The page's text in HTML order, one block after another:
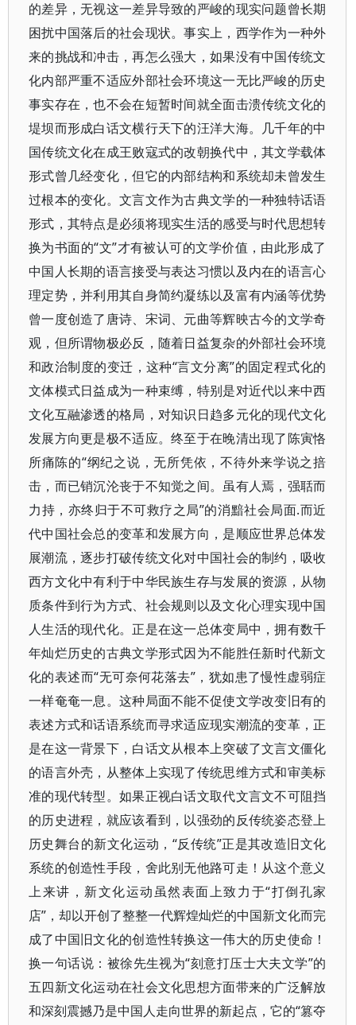
的差异，无视这一差异导致的严峻的现实问题曾长期
困扰中国落后的社会现状。事实上，西学作为一种外
来的挑战和冲击，再怎么强大，如果没有中国传统文
化内部严重不适应外部社会环境这一无比严峻的历史
事实存在，也不会在短暂时间就全面击溃传统文化的
堤坝而形成白话文横行天下的汪洋大海。几千年的中
国传统文化在成王败寇式的改朝换代中，其文学载体
形式曾几经变化，但它的内部结构和系统却未曾发生
过根本的变化。文言文作为古典文学的一种独特话语
形式，其特点是必须将现实生活的感受与时代思想转
换为书面的“文”才有被认可的文学价值，由此形成了
中国人长期的语言接受与表达习惯以及内在的语言心
理定势，并利用其自身简约凝练以及富有内涵等优势
曾一度创造了唐诗、宋词、元曲等辉映古今的文学奇
观，但所谓物极必反，随着日益复杂的外部社会环境
和政治制度的变迁，这种“言文分离”的固定程式化的
文体模式日益成为一种束缚，特别是对近代以来中西
文化互融渗透的格局，对知识日趋多元化的现代文化
发展方向更是极不适应。终至于在晚清出现了陈寅恪
所痛陈的“纲纪之说，无所凭依，不待外来学说之掊
击，而已销沉沦丧于不知觉之间。虽有人焉，强聒而
力持，亦终归于不可救疗之局”的消黯社会局面.而近
代中国社会总的变革和发展方向，是顺应世界总体发
展潮流，逐步打破传统文化对中国社会的制约，吸收
西方文化中有利于中华民族生存与发展的资源，从物
质条件到行为方式、社会规则以及文化心理实现中国
人生活的现代化。正是在这一总体变局中，拥有数千
年灿烂历史的古典文学形式因为不能胜任新时代新文
化的表述而“无可奈何花落去”，犹如患了慢性虚弱症
一样奄奄一息。这种局面不能不促使文学改变旧有的
表述方式和话语系统而寻求适应现实潮流的变革，正
是在这一背景下，白话文从根本上突破了文言文僵化
的语言外壳，从整体上实现了传统思维方式和审美标
准的现代转型。如果正视白话文取代文言文不可阻挡
的历史进程，就应该看到，以强劲的反传统姿态登上
历史舞台的新文化运动，“反传统”正是其改造旧文化
系统的创造性手段，舍此别无他路可走！从这个意义
上来讲，新文化运动虽然表面上致力于“打倒孔家
店”，却以开创了整整一代辉煌灿烂的中国新文化而完
成了中国旧文化的创造性转换这一伟大的历史使命！
换一句话说：被徐先生视为“刻意打压士大夫文学”的
五四新文化运动在社会文化思想方面带来的广泛解放
和深刻震撼乃是中国人走向世界的新起点，它的“篡夺